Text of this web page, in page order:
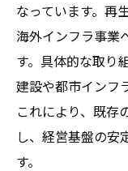
なっています。再
海外インフラ事業
す。具体的な取り
建設や都市インフ
これにより、既存
し、経営基盤の安
す。